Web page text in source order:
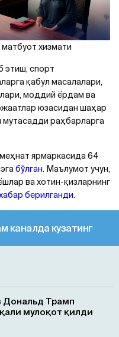
хизмати
этиш, спорт
қабул масалалари,
моддий ёрдам ва
юзасидан шаҳар
мутасадди раҳбарларга
ярмаркасида 64
бўлган. Маълумот учун,
ва хотин-қизларнинг
берилганди.
каналда кузатинг
Трамп
мулоқот қилди